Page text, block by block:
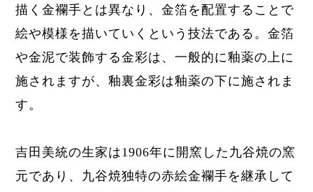
描く金襴手とは異なり、金箔を配置することで
絵や模様を描いていくという技法である。金箔
や金泥で装飾する金彩は、一般的に釉薬の上に
施されますが、釉裏金彩は釉薬の下に施されま
す。
吉田美統の生家は1906年に開窯した九谷焼の窯
元であり、九谷焼独特の赤絵金襴手を継承して